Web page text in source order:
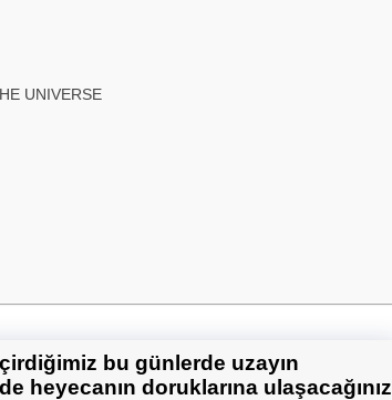
UNIVERSE
bu günlerde uzayın
heyecanın doruklarına ulaşacağınız